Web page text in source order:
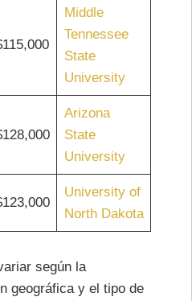
Middle
Tennessee
State
University
Arizona
State
University
University of
North Dakota
según la
geográfica y el tipo de